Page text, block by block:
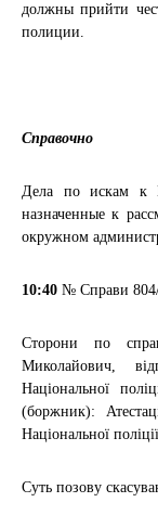
должны прийти
полиции.
Справочно
Дела по искам к
назначенные к
окружном
10:40 № Справи
Сторони по
Миколайович,
Національної
(боржник):
Національної
Суть позову